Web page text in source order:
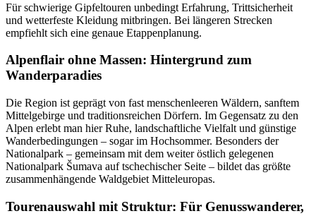
Für schwierige Gipfeltouren unbedingt Erfahrung, Trittsicherheit
und wetterfeste Kleidung mitbringen. Bei längeren Strecken
empfiehlt sich eine genaue Etappenplanung.
Alpenflair ohne Massen: Hintergrund zum
Wanderparadies
Die Region ist geprägt von fast menschenleeren Wäldern, sanftem
Mittelgebirge und traditionsreichen Dörfern. Im Gegensatz zu den
Alpen erlebt man hier Ruhe, landschaftliche Vielfalt und günstige
Wanderbedingungen – sogar im Hochsommer. Besonders der
Nationalpark – gemeinsam mit dem weiter östlich gelegenen
Nationalpark Šumava auf tschechischer Seite – bildet das größte
zusammenhängende Waldgebiet Mitteleuropas.
Tourenauswahl mit Struktur: Für Genusswanderer,